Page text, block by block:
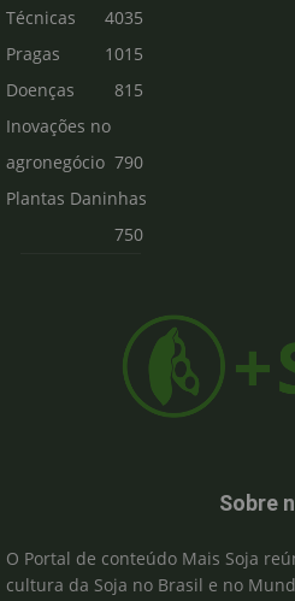
Técnicas
4035
Pragas
1015
Doenças
815
Inovações no
agronegócio 790
Plantas Daninhas
750
Sobre
O Portal de conteúdo Mais Soja
cultura da Soja no Brasil e no